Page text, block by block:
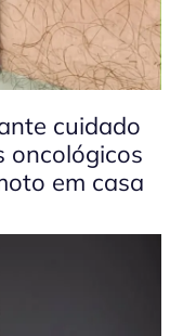
cuidado
oncológicos
em casa